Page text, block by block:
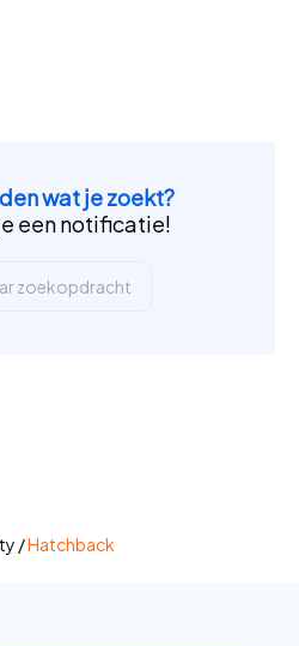
wat je zoekt?
een notificatie!
zoekopdracht
/Hatchback